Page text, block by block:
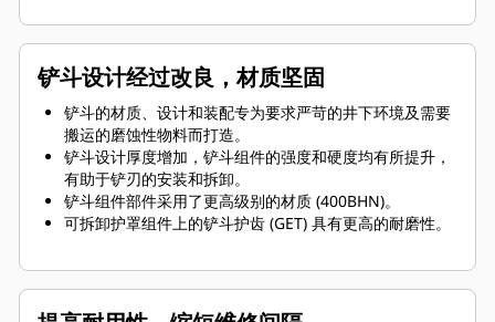
铲斗设计经过改良，材质坚固
铲斗的材质、设计和装配专为要求严苛的井下环境及需要
搬运的磨蚀性物料而打造。
铲斗设计厚度增加，铲斗组件的强度和硬度均有所提升，
有助于铲刃的安装和拆卸。
铲斗组件部件采用了更高级别的材质 (400BHN)。
可拆卸护罩组件上的铲斗护齿 (GET) 具有更高的耐磨性。